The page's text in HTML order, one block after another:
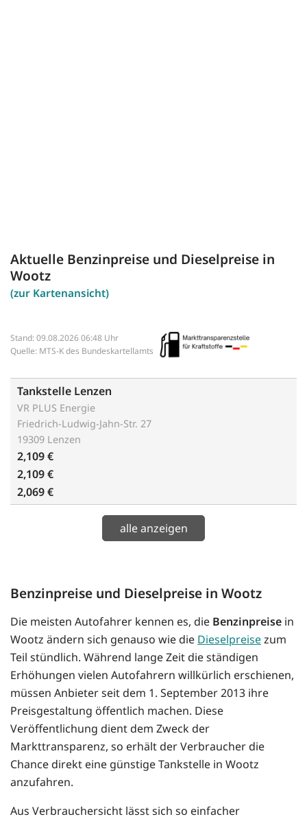
Aktuelle Benzinpreise und Dieselpreise in
Wootz
(zur Kartenansicht)
Stand: 09.08.2026 06:48 Uhr
Quelle: MTS-K des Bundeskartellamts
Tankstelle Lenzen
VR PLUS Energie
Friedrich-Ludwig-Jahn-Str. 27
19309 Lenzen
2,109 €
2,109 €
2,069 €
alle anzeigen
Benzinpreise und Dieselpreise in Wootz
Die meisten Autofahrer kennen es, die Benzinpreise in
Wootz ändern sich genauso wie die Dieselpreisezum
Teil stündlich. Während lange Zeit die ständigen
Erhöhungen vielen Autofahrern willkürlich erschienen,
müssen Anbieter seit dem 1. September 2013 ihre
Preisgestaltung öffentlich machen. Diese
Veröffentlichung dient dem Zweck der
Markttransparenz, so erhält der Verbraucher die
Chance direkt eine günstige Tankstelle in Wootz
anzufahren.
Aus Verbrauchersicht lässt sich so einfacher